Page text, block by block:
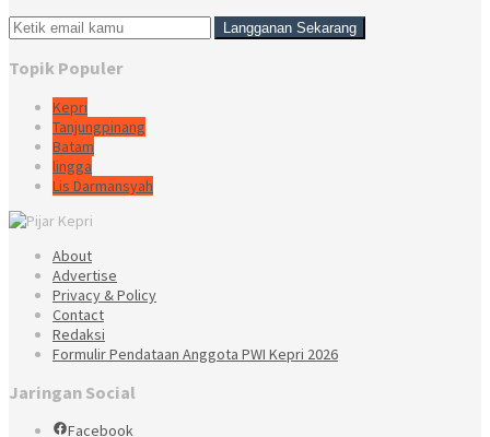
Topik Populer
Kepri
Tanjungpinang
Batam
lingga
Lis Darmansyah
About
Advertise
Privacy & Policy
Contact
Redaksi
Formulir Pendataan Anggota PWI Kepri 2026
Jaringan Social
Facebook